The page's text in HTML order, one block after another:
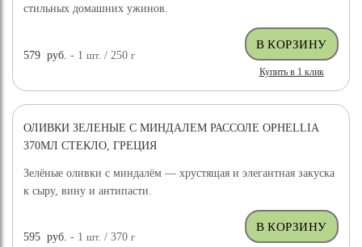
стильных домашних ужинов.
579 руб. - 1шт. / 250г
Купить в 1 клик
ОЛИВКИ ЗЕЛЕНЫЕ С МИНДАЛЕМ РАССОЛЕ OPHELLIA
370МЛ СТЕКЛО, ГРЕЦИЯ
Зелёные оливки с миндалём — хрустящая и элегантная закуска
к сыру, вину и антипасти.
595 руб. - 1шт. / 370г